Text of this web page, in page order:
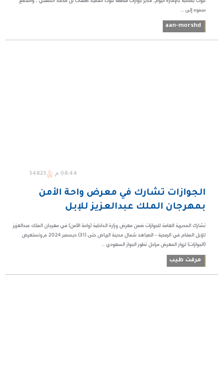
سموه إلى ...
aan-morshd
08:44 م 54823
الجوازات تشارك في معرض واحة الأمن
بمهرجان الملك عبدالعزيز للإبل
تشارك المديرية العامة للجوازات ضمن معرض وزارة الداخلية (واحة الأمن) في مهرجان الملك عبدالعزيز
للإبل المقام في الرمحية - الصياهد شمال مدينة الرياض حتى (31) ديسمبر 2024 م.وتستعرض
(الجوازات) لزوار المعرض مراحل تطور الجواز السعودي ...
مرفت طيب